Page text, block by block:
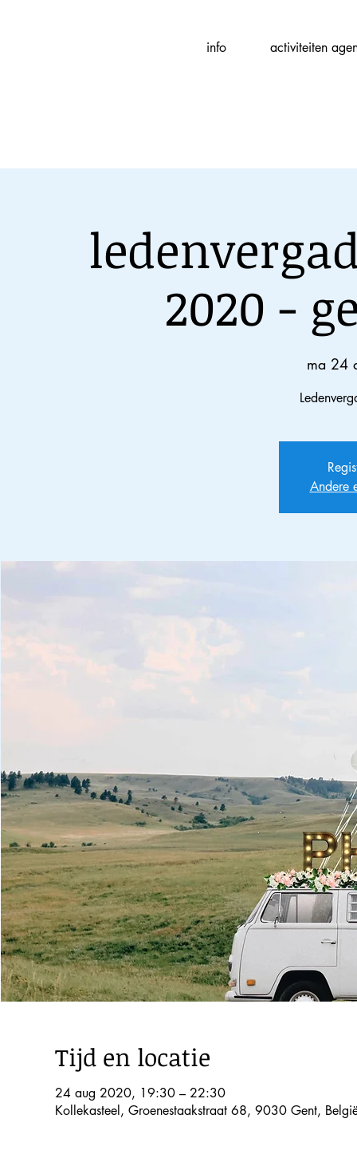
info activiteiten
2020 -
ma 24
Andere
Tijd en locatie
24 aug 2020, 19:30 – 22:30
Kollekasteel, Groenestaakstraat 68, 9030 Gent,